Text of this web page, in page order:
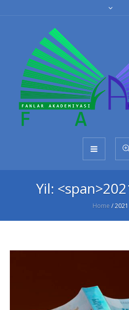
Yil:
Home /2021